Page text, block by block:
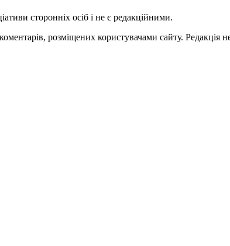
сторонніх осіб і не є редакційними.
розміщених користувачами сайту. Редакція